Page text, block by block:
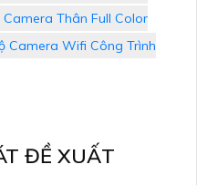
Camera Thân Full Color
Camera Wifi Công Trình
ĐỀ XUẤT